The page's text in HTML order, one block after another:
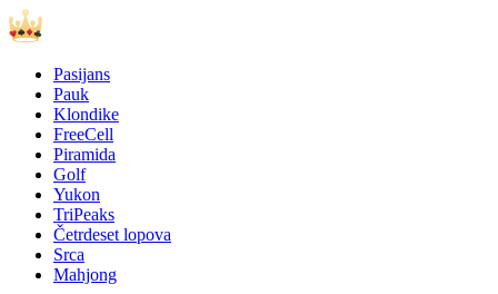
Pasijans
Pauk
Klondike
FreeCell
Piramida
Golf
Yukon
TriPeaks
Četrdeset lopova
Srca
Mahjong